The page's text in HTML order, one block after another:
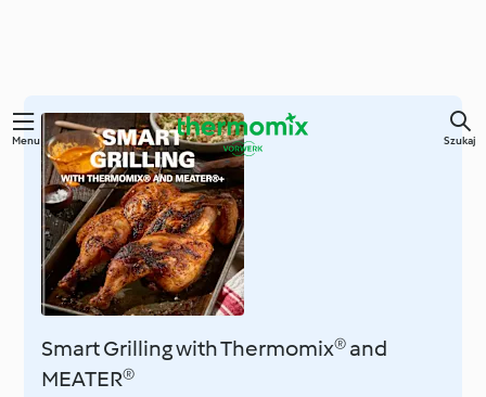
Przejdź
głównej
treści
Menu Szukaj
Smart Grilling with Thermomix® and
MEATER®